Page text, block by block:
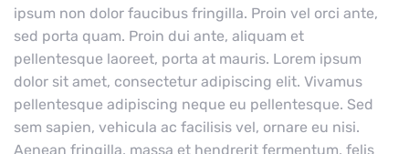
ipsum non dolor faucibus fringilla. Proin vel orci ante,
sed porta quam. Proin dui ante, aliquam et
pellentesque laoreet, porta at mauris. Lorem ipsum
dolor sit amet, consectetur adipiscing elit. Vivamus
pellentesque adipiscing neque eu pellentesque. Sed
sem sapien, vehicula ac facilisis vel, ornare eu nisi.
Aenean fringilla, massa et hendrerit fermentum, felis